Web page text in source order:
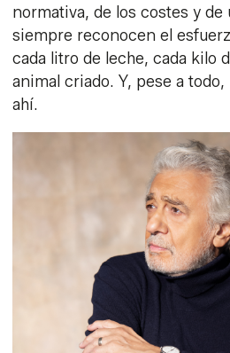
normativa, de los costes y
siempre reconocen el
cada litro de leche, cada kilo
animal criado. Y, pese a todo,
ahí.